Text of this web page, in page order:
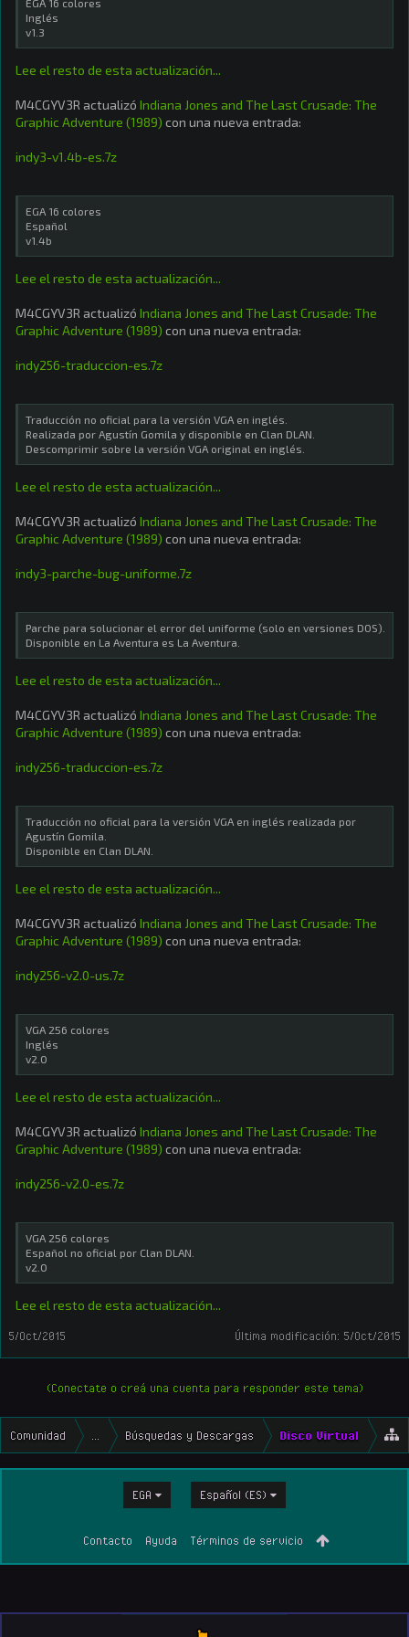
EGA 16 colores
Inglés
v1.3
Lee el resto de esta actualización...
M4CGYV3R actualizó Indiana Jones and The Last Crusade: The
Graphic Adventure (1989) con una nueva entrada:
indy3-v1.4b-es.7z
EGA 16 colores
Español
v1.4b
Lee el resto de esta actualización...
M4CGYV3R actualizó Indiana Jones and The Last Crusade: The
Graphic Adventure (1989) con una nueva entrada:
indy256-traduccion-es.7z
Traducción no oficial para la versión VGA en inglés.
Realizada por Agustín Gomila y disponible en Clan DLAN.
Descomprimir sobre la versión VGA original en inglés.
Lee el resto de esta actualización...
M4CGYV3R actualizó Indiana Jones and The Last Crusade: The
Graphic Adventure (1989) con una nueva entrada:
indy3-parche-bug-uniforme.7z
Parche para solucionar el error del uniforme (solo en versiones DOS).
Disponible en La Aventura es La Aventura.
Lee el resto de esta actualización...
M4CGYV3R actualizó Indiana Jones and The Last Crusade: The
Graphic Adventure (1989) con una nueva entrada:
indy256-traduccion-es.7z
Traducción no oficial para la versión VGA en inglés realizada por
Agustín Gomila.
Disponible en Clan DLAN.
Lee el resto de esta actualización...
M4CGYV3R actualizó Indiana Jones and The Last Crusade: The
Graphic Adventure (1989) con una nueva entrada:
indy256-v2.0-us.7z
VGA 256 colores
Inglés
v2.0
Lee el resto de esta actualización...
M4CGYV3R actualizó Indiana Jones and The Last Crusade: The
Graphic Adventure (1989) con una nueva entrada:
indy256-v2.0-es.7z
VGA 256 colores
Español no oficial por Clan DLAN.
v2.0
Lee el resto de esta actualización...
Última modificación: 5/Oct/2015
5/Oct/2015
(Conectate o creá una cuenta para responder este tema)
Comunidad Búsquedas y Descargas Disco Virtual
EGA Español (ES)
Contacto Ayuda Términos de servicio